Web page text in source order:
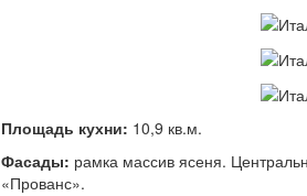
Площадь кухни: 10,9 кв.м.
Фасады: рамка массив ясеня.
«Прованс».